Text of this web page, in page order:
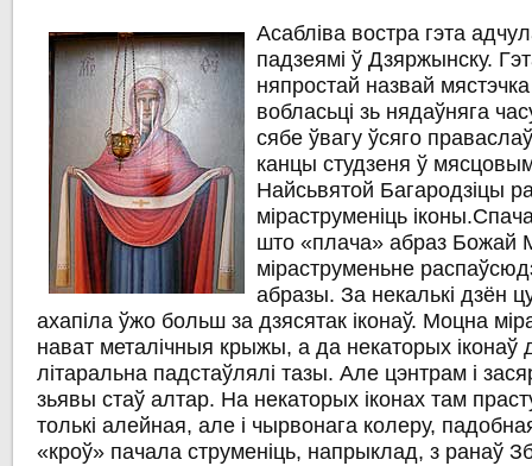
Асабліва востра гэта
падзеямі ўДзяржынску.
няпростай назвай
вобласьці зь нядаўняга
сябе ўвагу ўсяго
канцы студзеня ў
Найсьвятой Багародзіцы
міраструменіць іконы
што «плача» абраз Божай
міраструменьне
абразы. За некалькі дзён
ахапіла ўжо больш за дзясятак іконаў. Моцна
нават металічныя крыжы, а да некаторых іконаў
літаральна падстаўлялі тазы. Але цэнтрам і
зьявы стаўалтар. На некаторых іконах там
толькі алейная, але і чырвонага колеру,
«кроў» пачала струменіць, напрыклад, з ранаў